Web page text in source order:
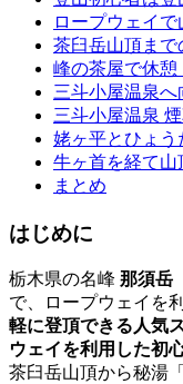
ロープウェイで
茶臼岳山頂まで
峰の茶屋で休憩
三斗小屋温泉へ
三斗小屋温泉
姥ヶ平とひょう
牛ヶ首を経て山
まとめ
はじめに
栃木県の名峰 那須岳
で、ロープウェイを
軽に登頂できる人気
ウェイを利用した初
茶臼岳山頂から秘湯